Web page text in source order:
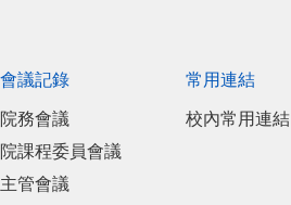
會議記錄
院務會議
院課程委員會議
主管會議
常用連結
校內常用連結